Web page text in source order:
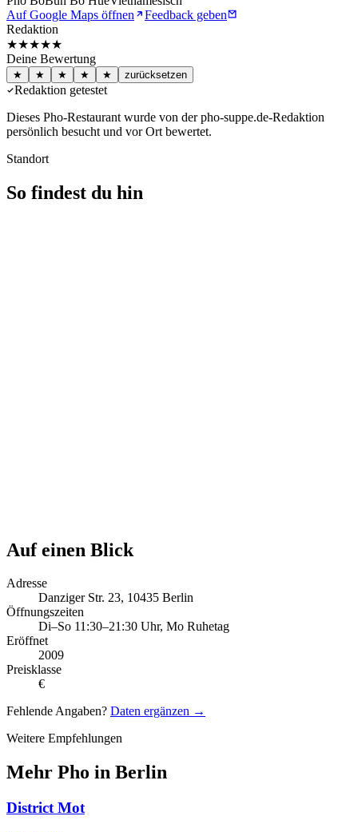
Auf Google Maps öffnen
Feedback geben
Redaktion
★★★★★
Deine Bewertung
★ ★ ★ ★ ★ zurücksetzen
Redaktion getestet
Dieses Pho-Restaurant wurde von der pho-suppe.de-Redaktion
persönlich besucht und vor Ort bewertet.
Standort
So findest du hin
Auf einen Blick
Adresse
Danziger Str. 23, 10435 Berlin
Öffnungszeiten
Di–So 11:30–21:30 Uhr, Mo Ruhetag
Eröffnet
2009
Preisklasse
€
Fehlende Angaben? Daten ergänzen →
Weitere Empfehlungen
Mehr Pho in Berlin
District Mot